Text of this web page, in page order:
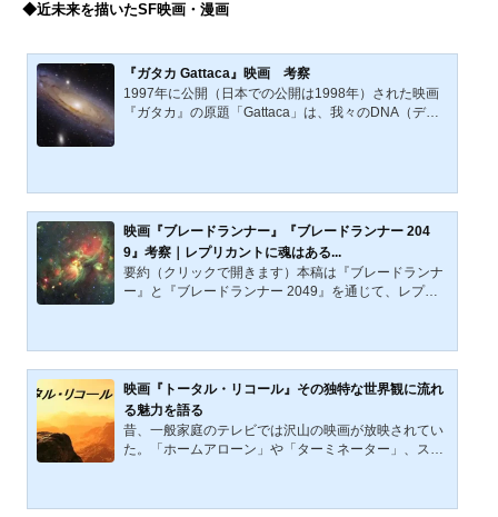
◆近未来を描いたSF映画・漫画
『ガタカ Gattaca』映画 考察
1997年に公開（日本での公開は1998年）された映画
『ガタカ』の原題「Gattaca」は、我々のDNA（デオ
世に生を享ける。「たった一人の私」は偶然から生ま
れるのか？「たった一人の私」は誰かにデザインされ
必然的に生まれ、生まれた瞬間から達成するべき目的
や目的から導かれる人生の意...
映画『ブレードランナー』『ブレードランナー 204
9』考察｜レプリカントに魂はある...
要約（クリックで開きます）本稿は『ブレードランナ
ー』と『ブレードランナー 2049』を通じて、レプリ
て扱われる存在が、経験を思い出へ変えるとき、そこ
に魂は生まれるのか。ロイ・バッティ、レイチェル、
デッカード、K、JOIの行動を手がかりに、愛、自由意
志、反抗、死の自覚を読み解き、人間と人工生命の境
界を問い直す。『ブレードランナー』とは、1982年に
公開されたリドリー・スコット監督のSF映画である。
映画『トータル・リコール』その独特な世界観に流れ
る魅力を語る
昔、一般家庭のテレビでは沢山の映画が放映されてい
た。「ホームアローン」や「ターミネーター」、スタ
し、懐かしい記憶を思い出す人も少なくないだろう。